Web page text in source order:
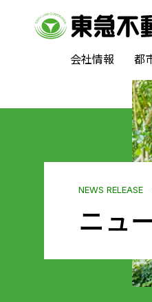
会社情報 都
NEWS RELEASE
ニュ